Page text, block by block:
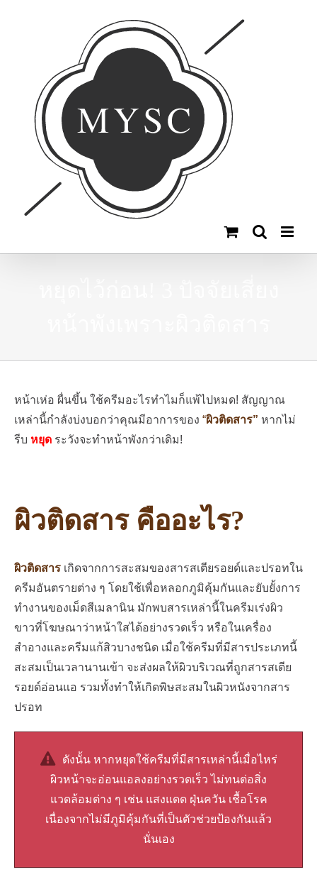
หน้าเห่อ ผื่นขึ้น ใช้ครีมอะไรทำไมก็แพ้ไปหมด! สัญญาณ
เหล่านี้กำลังบ่งบอกว่าคุณมีอาการของ “ผิวติดสาร” หากไม่
รีบ หยุด ระวังจะทำหน้าพังกว่าเดิม!
ผิวติดสาร คืออะไร?
ผิวติดสาร เกิดจากการสะสมของสารสเตียรอยด์และปรอทใน
ครีมอันตรายต่าง ๆ โดยใช้เพื่อหลอกภูมิคุ้มกันและยับยั้งการ
ทำงานของเม็ดสีเมลานิน มักพบสารเหล่านี้ในครีมเร่งผิว
ขาวที่โฆษณาว่าหน้าใสได้อย่างรวดเร็ว หรือในเครื่อง
สำอางและครีมแก้สิวบางชนิด เมื่อใช้ครีมที่มีสารประเภทนี้
สะสมเป็นเวลานานเข้า จะส่งผลให้ผิวบริเวณที่ถูกสารสเตีย
รอยด์อ่อนแอ รวมทั้งทำให้เกิดพิษสะสมในผิวหนังจากสาร
ปรอท
ดังนั้น หากหยุดใช้ครีมที่มีสารเหล่านี้เมื่อไหร่
ผิวหน้าจะอ่อนแอลงอย่างรวดเร็ว ไม่ทนต่อสิ่ง
แวดล้อมต่าง ๆ เช่น แสงแดด ฝุ่นควัน เชื้อโรค
เนื่องจากไม่มีภูมิคุ้มกันที่เป็นตัวช่วยป้องกันแล้ว
นั่นเอง